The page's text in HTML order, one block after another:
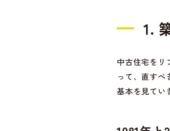
1.
中古住宅をリ
って、直す
基本を見てい